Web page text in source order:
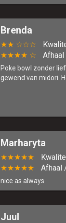
Brenda
★★ ☆☆☆
★★★★ ☆
Poke bowl zonder
gewend van midori.
Marharyta
★★★★★
★★★★★
Afhaal
nice as always
Juul